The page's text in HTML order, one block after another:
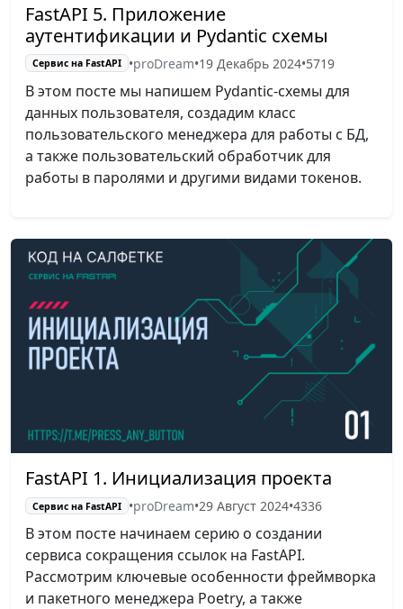
FastAPI 5. Приложение
аутентификации и Pydantic схемы
Сервис на FastAPI •proDream•19 Декабрь 2024•5719
В этом посте мы напишем Pydantic-схемы для
данных пользователя, создадим класс
пользовательского менеджера для работы с БД,
а также пользовательский обработчик для
работы в паролями и другими видами токенов.
FastAPI 1. Инициализация проекта
Сервис на FastAPI •proDream•29 Август 2024•4336
В этом посте начинаем серию о создании
сервиса сокращения ссылок на FastAPI.
Рассмотрим ключевые особенности фреймворка
и пакетного менеджера Poetry, а также